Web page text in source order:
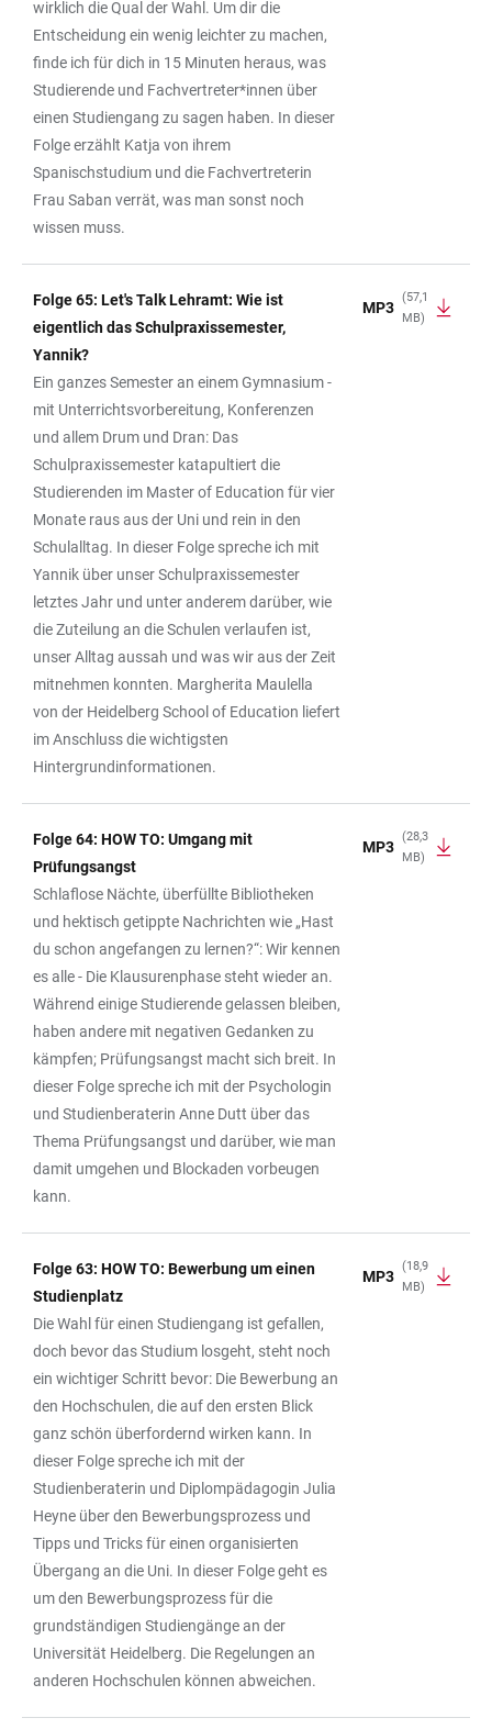
wirklich die Qual der Wahl. Um dir die
Entscheidung ein wenig leichter zu machen,
finde ich für dich in 15 Minuten heraus, was
Studierende und Fachvertreter*innen über
einen Studiengang zu sagen haben. In dieser
Folge erzählt Katja von ihrem
Spanischstudium und die Fachvertreterin
Frau Saban verrät, was man sonst noch
wissen muss.
Folge 65: Let's Talk Lehramt: Wie ist
eigentlich das Schulpraxissemester,
Yannik?
Ein ganzes Semester an einem Gymnasium -
mit Unterrichtsvorbereitung, Konferenzen
und allem Drum und Dran: Das
Schulpraxissemester katapultiert die
Studierenden im Master of Education für vier
Monate raus aus der Uni und rein in den
Schulalltag. In dieser Folge spreche ich mit
Yannik über unser Schulpraxissemester
letztes Jahr und unter anderem darüber, wie
die Zuteilung an die Schulen verlaufen ist,
unser Alltag aussah und was wir aus der Zeit
mitnehmen konnten. Margherita Maulella
von der Heidelberg School of Education liefert
im Anschluss die wichtigsten
Hintergrundinformationen.
MP3
(57,1
MB)
Folge 64: HOW TO: Umgang mit
Prüfungsangst
Schlaflose Nächte, überfüllte Bibliotheken
und hektisch getippte Nachrichten wie „Hast
du schon angefangen zu lernen?“: Wir kennen
es alle - Die Klausurenphase steht wieder an.
Während einige Studierende gelassen bleiben,
haben andere mit negativen Gedanken zu
kämpfen; Prüfungsangst macht sich breit. In
dieser Folge spreche ich mit der Psychologin
und Studienberaterin Anne Dutt über das
Thema Prüfungsangst und darüber, wie man
damit umgehen und Blockaden vorbeugen
kann.
MP3
(28,3
MB)
Folge 63: HOW TO: Bewerbung um einen
Studienplatz
Die Wahl für einen Studiengang ist gefallen,
doch bevor das Studium losgeht, steht noch
ein wichtiger Schritt bevor: Die Bewerbung an
den Hochschulen, die auf den ersten Blick
ganz schön überfordernd wirken kann. In
dieser Folge spreche ich mit der
Studienberaterin und Diplompädagogin Julia
Heyne über den Bewerbungsprozess und
Tipps und Tricks für einen organisierten
Übergang an die Uni. In dieser Folge geht es
um den Bewerbungsprozess für die
grundständigen Studiengänge an der
Universität Heidelberg. Die Regelungen an
anderen Hochschulen können abweichen.
MP3
(18,9
MB)